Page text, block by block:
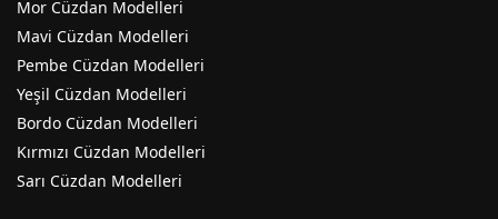
Mor Cüzdan Modelleri
Mavi Cüzdan Modelleri
Pembe Cüzdan Modelleri
Yeşil Cüzdan Modelleri
Bordo Cüzdan Modelleri
Kırmızı Cüzdan Modelleri
Sarı Cüzdan Modelleri